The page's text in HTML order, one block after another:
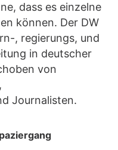
dass es einzelne
können. Der DW
, regierungs, und
in deutscher
von
Journalisten.